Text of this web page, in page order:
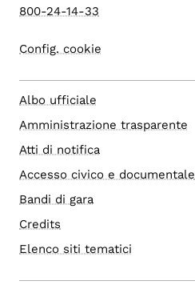
800-24-14-33
Config. cookie
Albo ufficiale
Amministrazione trasparente
Atti di notifica
Accesso civico e documentale
Bandi di gara
Credits
Elenco siti tematici